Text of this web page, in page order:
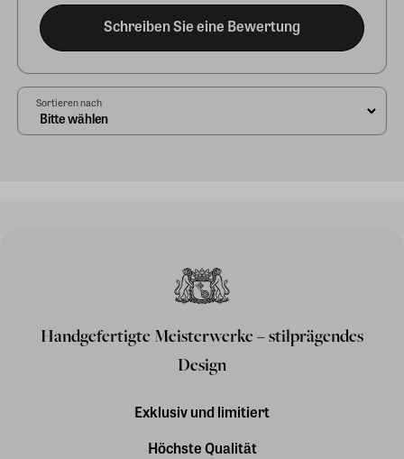
Schreiben Sie eine Bewertung
Sortieren nach
Handgefertigte Meisterwerke – stilprägendes
Design
Exklusiv und limitiert
Höchste Qualität